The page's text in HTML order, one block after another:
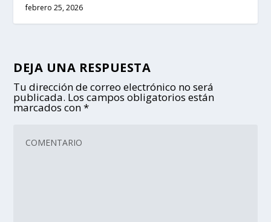
febrero 25, 2026
DEJA UNA RESPUESTA
Tu dirección de correo electrónico no será
publicada. Los campos obligatorios están
marcados con*